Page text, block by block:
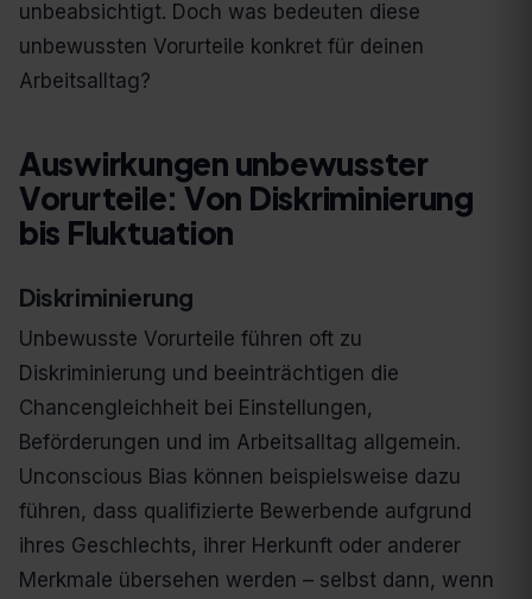
unbeabsichtigt. Doch was bedeuten diese
unbewussten Vorurteile konkret für deinen
Arbeitsalltag?
Auswirkungen unbewusster
Vorurteile: Von Diskriminierung
bis Fluktuation
Diskriminierung
Unbewusste Vorurteile führen oft zu
Diskriminierung und beeinträchtigen die
Chancengleichheit bei Einstellungen,
Beförderungen und im Arbeitsalltag allgemein.
Unconscious Bias können beispielsweise dazu
führen, dass qualifizierte Bewerbende aufgrund
ihres Geschlechts, ihrer Herkunft oder anderer
Merkmale übersehen werden – selbst dann, wenn